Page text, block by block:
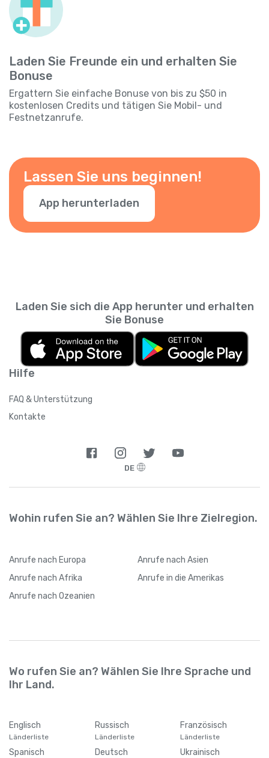
Laden Sie Freunde ein und erhalten Sie
Bonuse
Ergattern Sie einfache Bonuse von bis zu $50 in
kostenlosen Credits und tätigen Sie Mobil- und
Festnetzanrufe.
Lassen Sie uns beginnen!
App herunterladen
Hilfe
FAQ & Unterstützung
Kontakte
Laden Sie sich die App herunter und erhalten
Sie Bonuse
DE
Wohin rufen Sie an? Wählen Sie Ihre Zielregion.
Anrufe nach Europa Anrufe nach Asien
Anrufe nach Afrika Anrufe in die Amerikas
Anrufe nach Ozeanien
Wo rufen Sie an? Wählen Sie Ihre Sprache und
Ihr Land.
Englisch
Länderliste
Russisch
Länderliste
Französisch
Länderliste
Spanisch Deutsch Ukrainisch